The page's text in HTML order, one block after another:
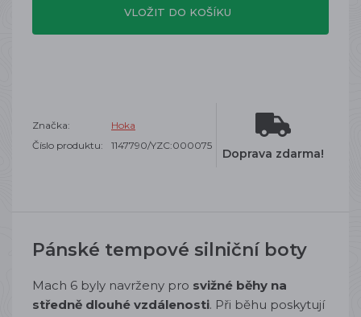
VLOŽIT DO KOŠÍKU
Značka:
Hoka
Číslo produktu:
1147790/YZC:000075
Doprava zdarma!
Pánské tempové silniční boty
Mach 6 byly navrženy pro svižné běhy na
středně dlouhé vzdálenosti. Při běhu poskytují